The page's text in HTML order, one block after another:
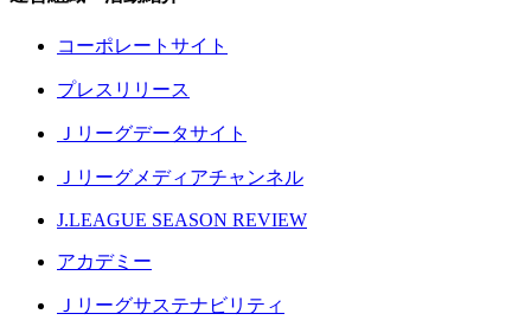
コーポレートサイト
プレスリリース
Ｊリーグデータサイト
Ｊリーグメディアチャンネル
J.LEAGUE SEASON REVIEW
アカデミー
Ｊリーグサステナビリティ